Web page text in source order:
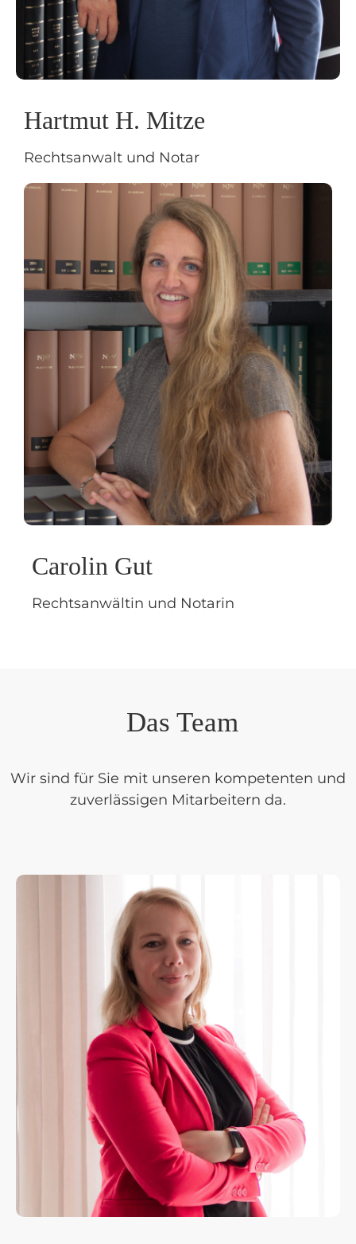
Hartmut H. Mitze
Rechtsanwalt und Notar
Carolin Gut
Rechtsanwältin und Notarin
Das Team
Wir sind für Sie mit unseren kompetenten und
zuverlässigen Mitarbeitern da.